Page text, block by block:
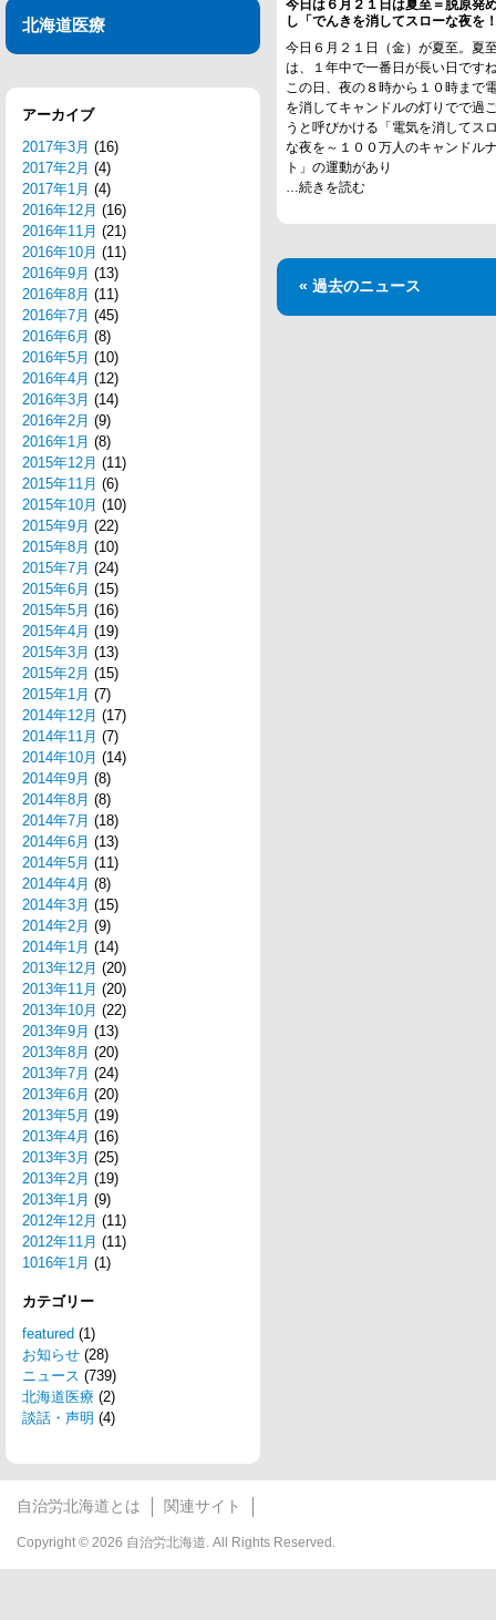
北海道医療
アーカイブ
2017年3月 (16)
2017年2月 (4)
2017年1月 (4)
2016年12月 (16)
2016年11月 (21)
2016年10月 (11)
2016年9月 (13)
2016年8月 (11)
2016年7月 (45)
2016年6月 (8)
2016年5月 (10)
2016年4月 (12)
2016年3月 (14)
2016年2月 (9)
2016年1月 (8)
2015年12月 (11)
2015年11月 (6)
2015年10月 (10)
2015年9月 (22)
2015年8月 (10)
2015年7月 (24)
2015年6月 (15)
2015年5月 (16)
2015年4月 (19)
2015年3月 (13)
2015年2月 (15)
2015年1月 (7)
2014年12月 (17)
2014年11月 (7)
2014年10月 (14)
2014年9月 (8)
2014年8月 (8)
2014年7月 (18)
2014年6月 (13)
2014年5月 (11)
2014年4月 (8)
2014年3月 (15)
2014年2月 (9)
2014年1月 (14)
2013年12月 (20)
2013年11月 (20)
2013年10月 (22)
2013年9月 (13)
2013年8月 (20)
2013年7月 (24)
2013年6月 (20)
2013年5月 (19)
2013年4月 (16)
2013年3月 (25)
2013年2月 (19)
2013年1月 (9)
2012年12月 (11)
2012年11月 (11)
1016年1月 (1)
カテゴリー
featured (1)
お知らせ (28)
ニュース (739)
北海道医療 (2)
談話・声明 (4)
今日は６月２１日は夏至＝脱原発
し「でんきを消してスローな夜を
今日６月２１日（金）が夏至。夏
は、１年中で一番日が長い日です
この日、夜の８時から１０時まで
を消してキャンドルの灯りでで過
うと呼びかける「電気を消してス
な夜を～１００万人のキャンドル
ト」の運動があり
…続きを読む
« 過去のニュース
自治労北海道とは 関連サイト
Copyright © 2026 自治労北海道. All Rights Reserved.